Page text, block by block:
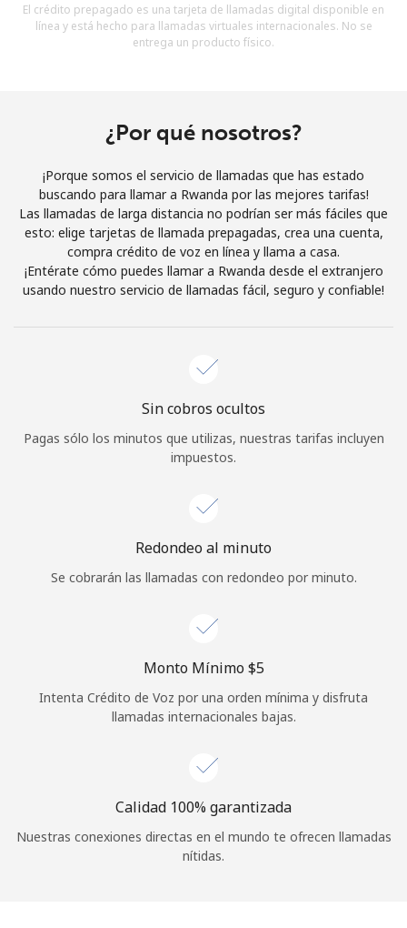
Al abrir una cuenta en este sitio web, estoy de acuerdo con
Términos y condiciones.
Únete
¡Hola!
Iniciar Sesión
Continuar con
El crédito prepagado es una tarjeta de llamadas digital disponible en
línea y está hecho para llamadas virtuales internacionales. No se
entrega un producto físico.
¿Por qué nosotros?
¡Porque somos el servicio de llamadas que has estado
buscando para llamar a Rwanda por las mejores tarifas!
Las llamadas de larga distancia no podrían ser más fáciles que
esto: elige tarjetas de llamada prepagadas, crea una cuenta,
compra crédito de voz en línea y llama a casa.
¡Entérate cómo puedes llamar a Rwanda desde el extranjero
usando nuestro servicio de llamadas fácil, seguro y confiable!
Sin cobros ocultos
Pagas sólo los minutos que utilizas, nuestras tarifas incluyen
impuestos.
Redondeo al minuto
Se cobrarán las llamadas con redondeo por minuto.
Monto Mínimo ⁦$5⁩
Intenta Crédito de Voz por una orden mínima y disfruta
llamadas internacionales bajas.
Calidad 100% garantizada
Nuestras conexiones directas en el mundo te ofrecen llamadas
nítidas.